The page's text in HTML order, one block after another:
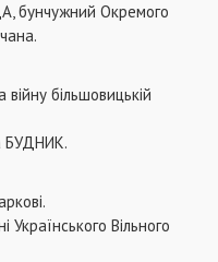
бунчужний Окремого
більшовицькій
БУДНИК.
Українського Вільного